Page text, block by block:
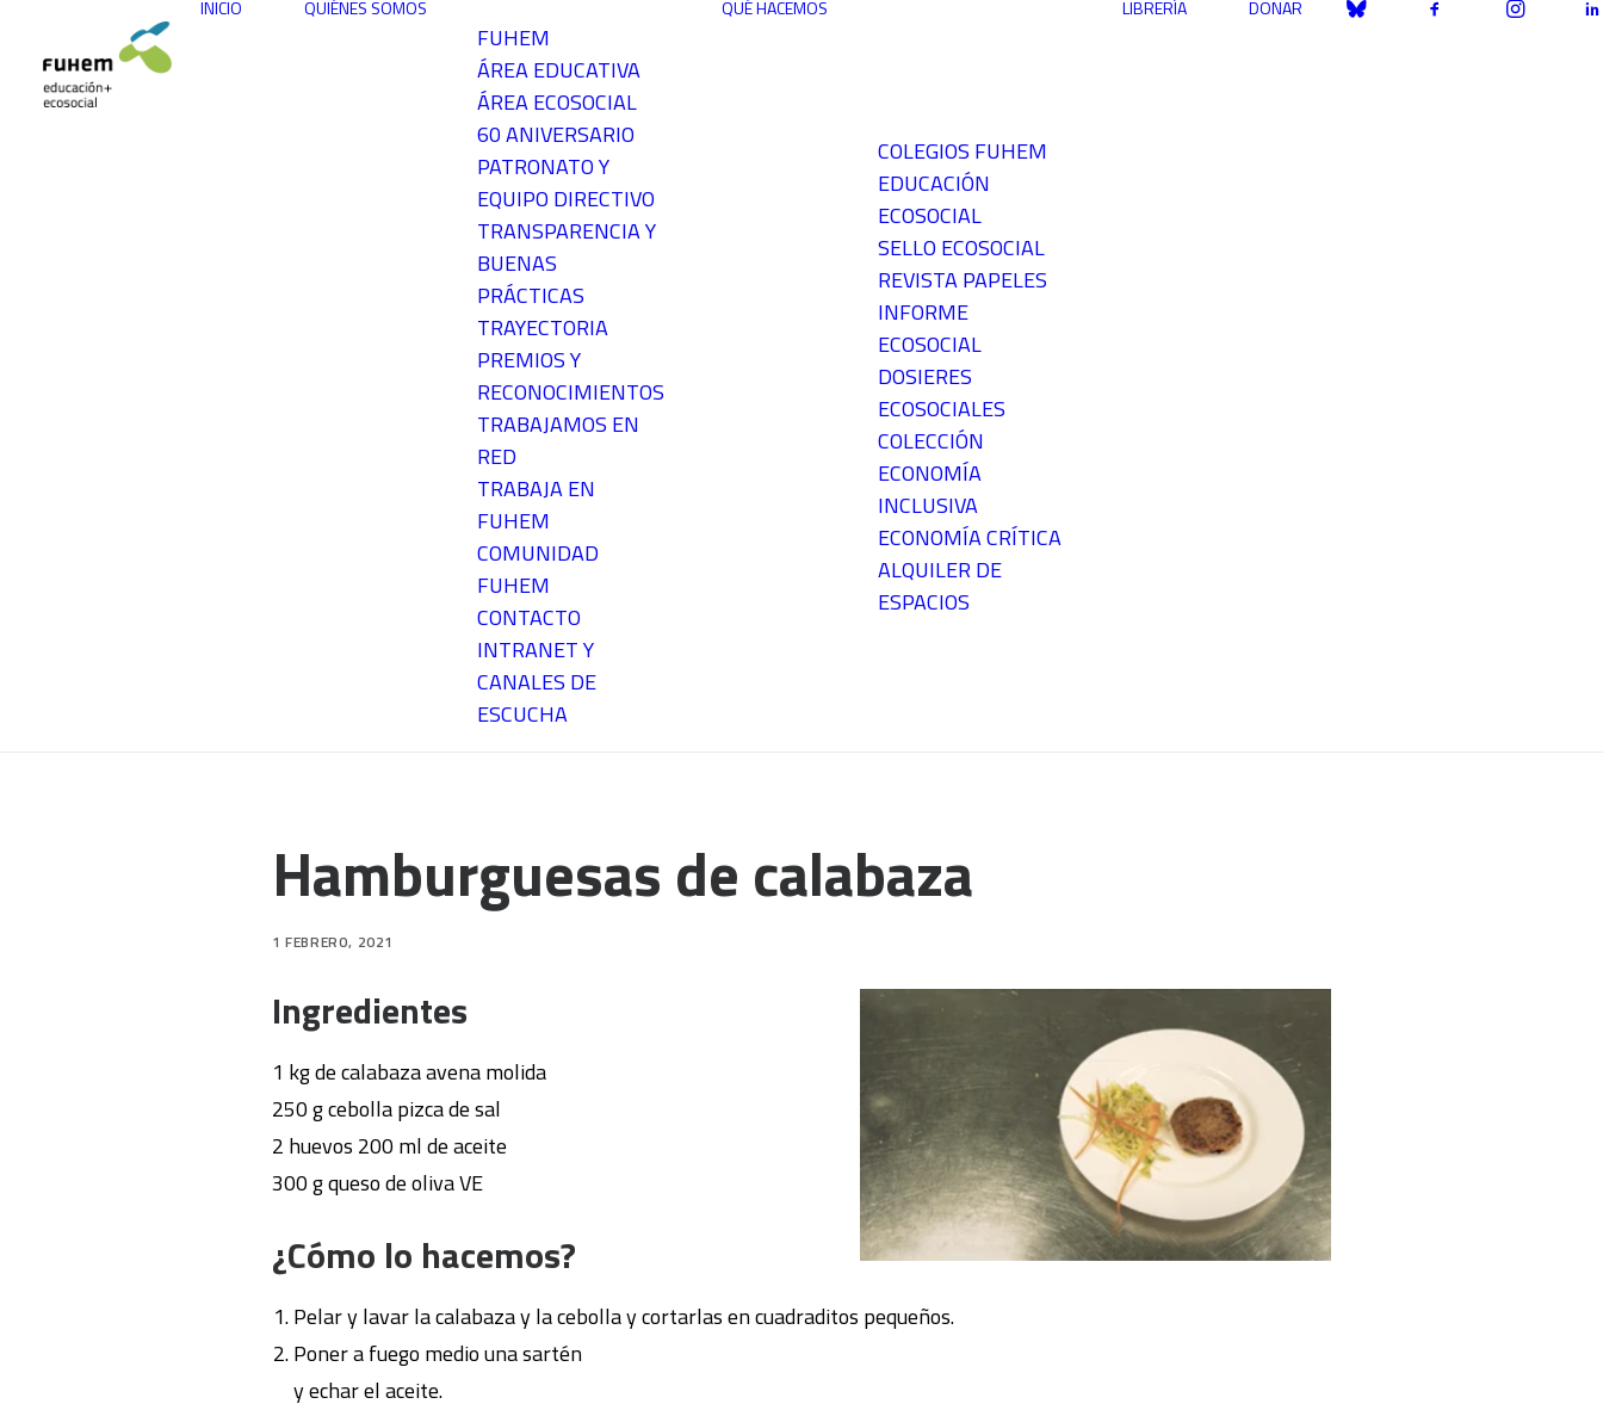
INICIO QUIÉNES SOMOS
FUHEM
ÁREA EDUCATIVA
ÁREA ECOSOCIAL
60 ANIVERSARIO
PATRONATO Y
EQUIPO DIRECTIVO
TRANSPARENCIA Y
BUENAS
PRÁCTICAS
TRAYECTORIA
PREMIOS Y
RECONOCIMIENTOS
TRABAJAMOS EN
RED
TRABAJA EN
FUHEM
COMUNIDAD
FUHEM
CONTACTO
INTRANET Y
CANALES DE
ESCUCHA
QUÉ HACEMOS
COLEGIOS FUHEM
EDUCACIÓN
ECOSOCIAL
SELLO ECOSOCIAL
REVISTA PAPELES
INFORME
ECOSOCIAL
DOSIERES
ECOSOCIALES
COLECCIÓN
ECONOMÍA
INCLUSIVA
ECONOMÍA CRÍTICA
ALQUILER DE
ESPACIOS
LIBRERÍA DONAR
Hamburguesas de calabaza
1 FEBRERO, 2021
Ingredientes
1 kg de calabaza avena molida
250 g cebolla pizca de sal
2 huevos 200 ml de aceite
300 g queso de oliva VE
¿Cómo lo hacemos?
Pelar y lavar la calabaza y la cebolla y cortarlas en cuadraditos pequeños.
Poner a fuego medio una sartén
y echar el aceite.